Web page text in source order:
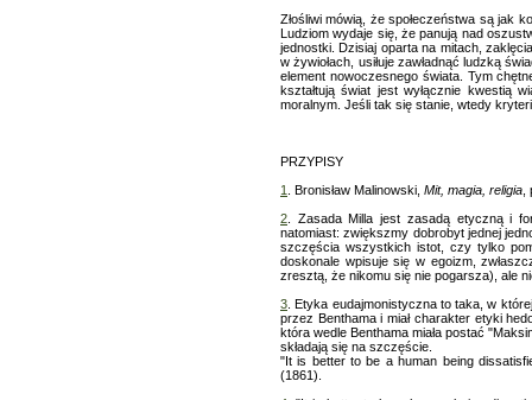
Złośliwi mówią, że społeczeństwa są jak
Ludziom wydaje się, że panują nad
jednostki. Dzisiaj oparta na mitach,
w żywiołach, usiłuje zawładnąć ludzką
element nowoczesnego świata. Tym
kształtują świat jest wyłącznie kwestią
moralnym. Jeśli tak się stanie, wtedy
PRZYPISY
1
. Bronisław Malinowski, Mit, magia, religia
2 . Zasada Milla jest zasadą etyczną i
natomiast: zwiększmy dobrobyt jednej
szczęścia wszystkich istot, czy tylko
doskonale wpisuje się w egoizm,
zresztą, że nikomu się nie pogarsza), ale
3 . Etyka eudajmonistyczna to taka, w
przez Benthama i miał charakter etyki
która wedle Benthama miała postać
składają się na szczęście.
"It is better to be a human being
(1861).